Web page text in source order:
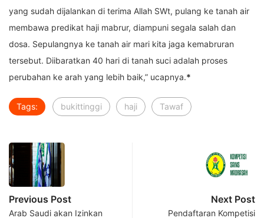
yang sudah dijalankan di terima Allah SWt, pulang ke tanah air
membawa predikat haji mabrur, diampuni segala salah dan
dosa. Sepulangnya ke tanah air mari kita jaga kemabruran
tersebut. Diibaratkan 40 hari di tanah suci adalah proses
perubahan ke arah yang lebih baik,” ucapnya.*
Tags: bukittinggi haji Tawaf
Previous Post
Arab Saudi akan Izinkan
Next Post
Pendaftaran Kompetisi